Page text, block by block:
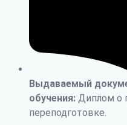
Выдаваемый
обучения: Диплом о
переподготовке.